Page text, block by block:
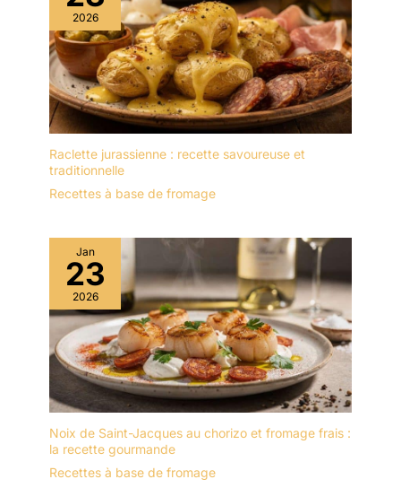
2026
Raclette jurassienne : recette savoureuse et
traditionnelle
Recettes à base de fromage
Jan
23
2026
Noix de Saint-Jacques au chorizo et fromage frais :
la recette gourmande
Recettes à base de fromage